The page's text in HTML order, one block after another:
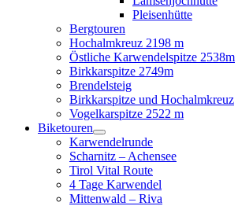
Pleisenhütte
Bergtouren
Hochalmkreuz 2198 m
Östliche Karwendelspitze 2538m
Birkkarspitze 2749m
Brendelsteig
Birkkarspitze und Hochalmkreuz
Vogelkarspitze 2522 m
Biketouren
Karwendelrunde
Scharnitz – Achensee
Tirol Vital Route
4 Tage Karwendel
Mittenwald – Riva